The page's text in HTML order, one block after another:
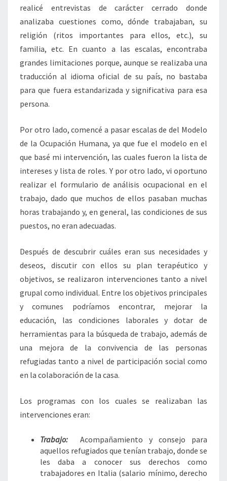
realicé entrevistas de carácter cerrado donde
analizaba cuestiones como, dónde trabajaban, su
religión (ritos importantes para ellos, etc.), su
familia, etc. En cuanto a las escalas, encontraba
grandes limitaciones porque, aunque se realizaba una
traducción al idioma oficial de su país, no bastaba
para que fuera estandarizada y significativa para esa
persona.
Por otro lado, comencé a pasar escalas de del Modelo
de la Ocupación Humana, ya que fue el modelo en el
que basé mi intervención, las cuales fueron la lista de
intereses y lista de roles. Y por otro lado, vi oportuno
realizar el formulario de análisis ocupacional en el
trabajo, dado que muchos de ellos pasaban muchas
horas trabajando y, en general, las condiciones de sus
puestos, no eran adecuadas.
Después de descubrir cuáles eran sus necesidades y
deseos, discutir con ellos su plan terapéutico y
objetivos, se realizaron intervenciones tanto a nivel
grupal como individual. Entre los objetivos principales
y comunes podríamos encontrar, mejorar la
educación, las condiciones laborales y dotar de
herramientas para la búsqueda de trabajo, además de
una mejora de la convivencia de las personas
refugiadas tanto a nivel de participación social como
en la colaboración de la casa.
Los programas con los cuales se realizaban las
intervenciones eran:
Trabajo: Acompañamiento y consejo para
aquellos refugiados que tenían trabajo, donde se
les daba a conocer sus derechos como
trabajadores en Italia (salario mínimo, derecho